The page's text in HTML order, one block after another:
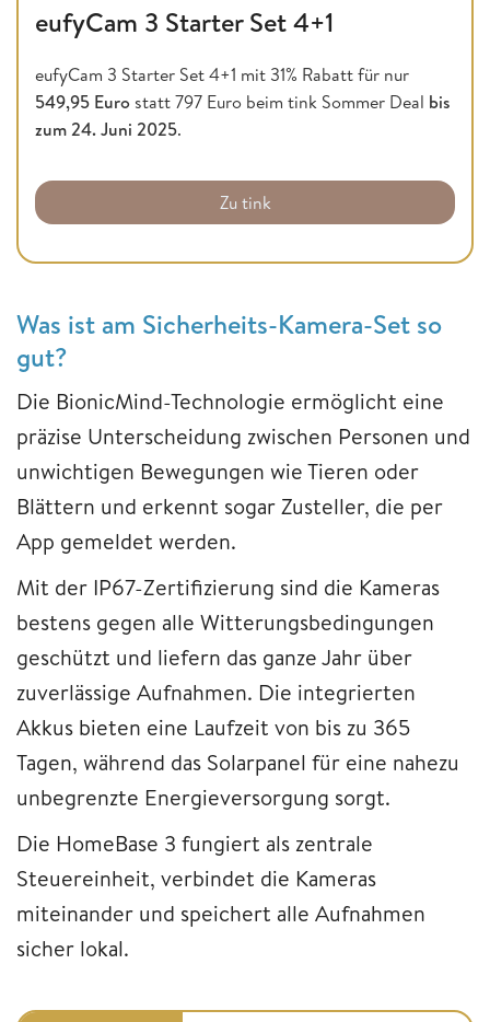
eufyCam 3 Starter Set 4+1
eufyCam 3 Starter Set 4+1 mit 31% Rabatt für nur
549,95 Euro statt 797 Euro beim tink Sommer Deal bis
zum 24. Juni 2025.
Zu tink
Was ist am Sicherheits-Kamera-Set so
gut?
Die BionicMind-Technologie ermöglicht eine
präzise Unterscheidung zwischen Personen und
unwichtigen Bewegungen wie Tieren oder
Blättern und erkennt sogar Zusteller, die per
App gemeldet werden.
Mit der IP67-Zertifizierung sind die Kameras
bestens gegen alle Witterungsbedingungen
geschützt und liefern das ganze Jahr über
zuverlässige Aufnahmen. Die integrierten
Akkus bieten eine Laufzeit von bis zu 365
Tagen, während das Solarpanel für eine nahezu
unbegrenzte Energieversorgung sorgt.
Die HomeBase 3 fungiert als zentrale
Steuereinheit, verbindet die Kameras
miteinander und speichert alle Aufnahmen
sicher lokal.